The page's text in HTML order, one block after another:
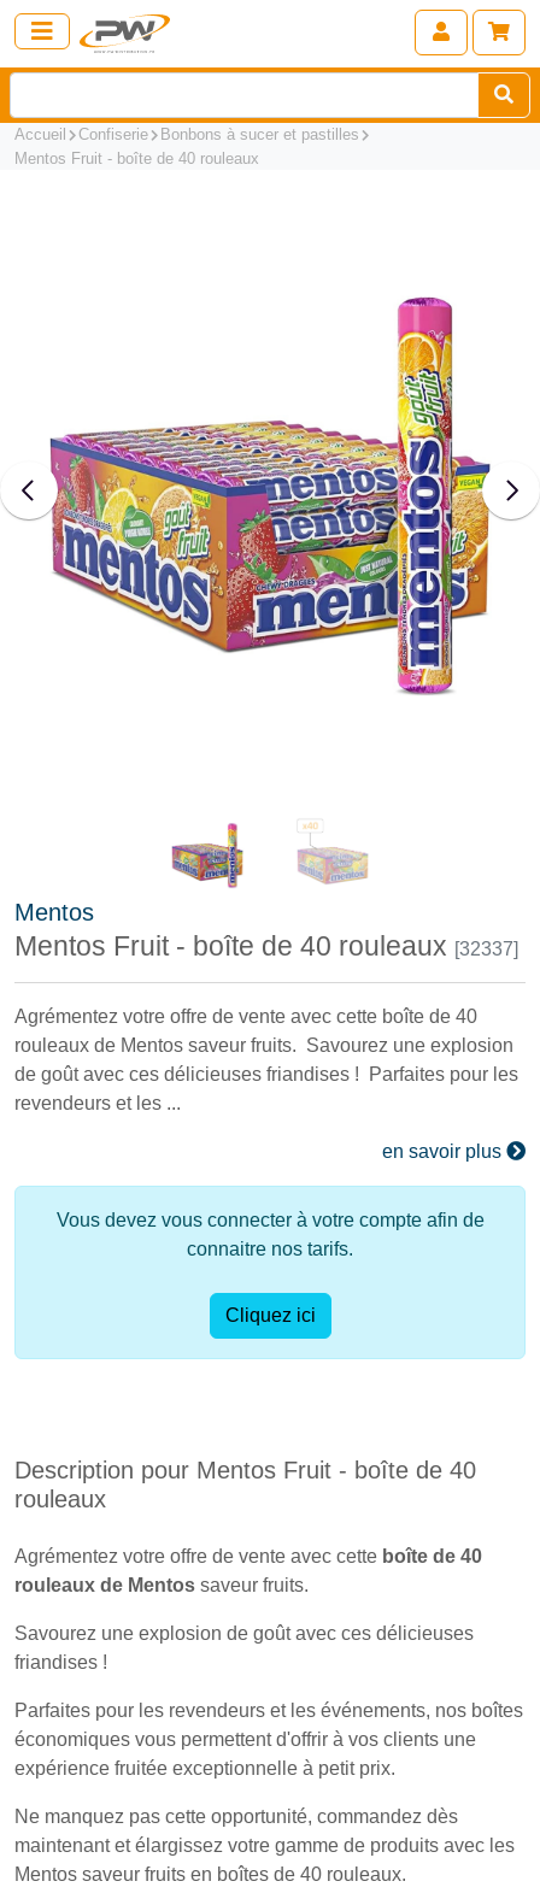
Accueil Confiserie
Bonbons à sucer et pastilles
Mentos Fruit - boîte de 40 rouleaux
Mentos
Mentos Fruit - boîte de 40 rouleaux [32337]
Agrémentez votre offre de vente avec cette boîte de 40
rouleaux de Mentos saveur fruits. Savourez une explosion
de goût avec ces délicieuses friandises ! Parfaites pour les
revendeurs et les ...
en savoir plus
Vous devez vous connecter à votre compte afin de
connaitre nos tarifs.
Cliquez ici
Description pour Mentos Fruit - boîte de 40
rouleaux
Agrémentez votre offre de vente avec cette boîte de 40
rouleaux de Mentos saveur fruits.
Savourez une explosion de goût avec ces délicieuses
friandises !
Parfaites pour les revendeurs et les événements, nos boîtes
économiques vous permettent d'offrir à vos clients une
expérience fruitée exceptionnelle à petit prix.
Ne manquez pas cette opportunité, commandez dès
maintenant et élargissez votre gamme de produits avec les
Mentos saveur fruits en boîtes de 40 rouleaux.